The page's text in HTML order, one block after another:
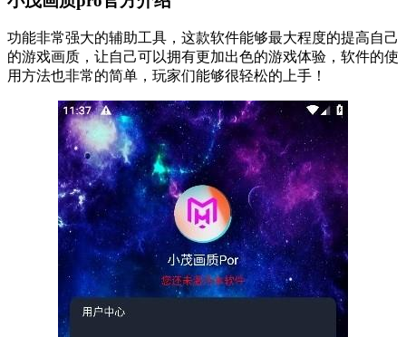
功能非常强大的辅助工具，这款软件能够最大程度的提高自己
的游戏画质，让自己可以拥有更加出色的游戏体验，软件的使
用方法也非常的简单，玩家们能够很轻松的上手！